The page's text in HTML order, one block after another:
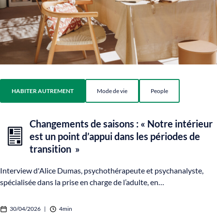
HABITER AUTREMENT Mode de vie People
Changements de saisons : « Notre intérieur
est un point d’appui dans les périodes de
transition »
Interview d'Alice Dumas, psychothérapeute et psychanalyste,
spécialisée dans la prise en charge de l’adulte, en…
30/04/2026 | 4min